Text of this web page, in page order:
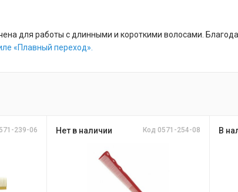
для работы с длинными и короткими волосами.
«Плавный переход».
239-06 Нет в наличии Код 0571-254-08 В